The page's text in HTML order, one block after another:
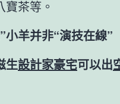
茶等。
小羊并非“演技在線”
生設計家豪宅可以出